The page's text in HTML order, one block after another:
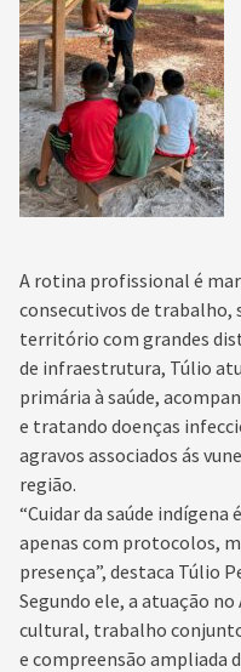
A rotina profissional é
consecutivos de trabalho,
território com grandes
de infraestrutura, Túlio
primária à saúde,
e tratando doenças
agravos associados ás
região.
“Cuidar da saúde indígena
apenas com protocolos,
presença”, destaca Túlio
Segundo ele, a atuação
cultural, trabalho
e compreensão ampliada